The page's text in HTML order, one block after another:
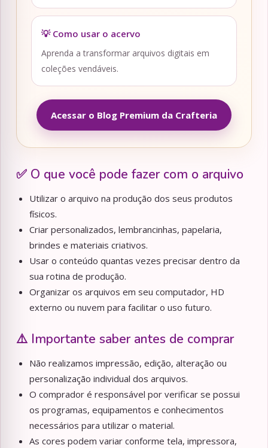
💡 Como usar o acervo
Aprenda a transformar arquivos digitais em
coleções vendáveis.
Acessar o Blog Premium da Crafteria
✅ O que você pode fazer com o arquivo
Utilizar o arquivo na produção dos seus produtos
físicos.
Criar personalizados, lembrancinhas, papelaria,
brindes e materiais criativos.
Usar o conteúdo quantas vezes precisar dentro da
sua rotina de produção.
Organizar os arquivos em seu computador, HD
externo ou nuvem para facilitar o uso futuro.
⚠️ Importante saber antes de comprar
Não realizamos impressão, edição, alteração ou
personalização individual dos arquivos.
O comprador é responsável por verificar se possui
os programas, equipamentos e conhecimentos
necessários para utilizar o material.
As cores podem variar conforme tela, impressora,